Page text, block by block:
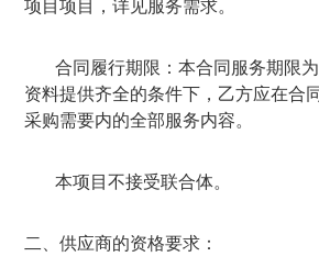
项目项目，详见服务需求。
合同履行期限：本合同服务期限
资料提供齐全的条件下，乙方应在合
采购需要内的全部服务内容。
本项目不接受联合体。
二、供应商的资格要求：